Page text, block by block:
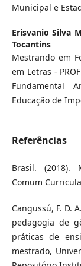
Municipal e
Erisvanio Silva
Tocantins
Mestrando em
em Letras -
Fundamental
Educação de
Referências
Brasil. (2018).
Comum
Cangussú, F. D.
pedagogia de
práticas de
mestrado,